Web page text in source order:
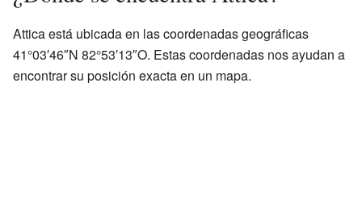
Attica está ubicada en las coordenadas geográficas
41°03′46″N 82°53′13″O. Estas coordenadas nos ayudan a
encontrar su posición exacta en un mapa.